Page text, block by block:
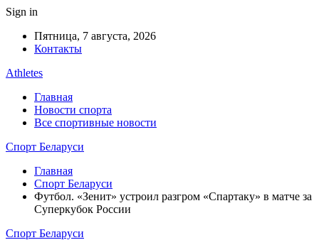
Sign in
Пятница, 7 августа, 2026
Контакты
Athletes
Главная
Новости спорта
Все спортивные новости
Спорт Беларуси
Главная
Спорт Беларуси
Футбол. «Зенит» устроил разгром «Спартаку» в матче за
Суперкубок России
Спорт Беларуси